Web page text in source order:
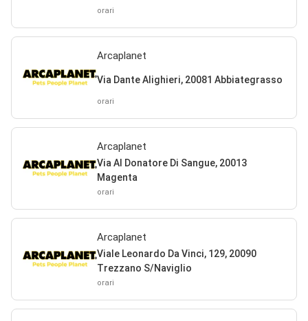
orari
Arcaplanet
Via Dante Alighieri, 20081 Abbiategrasso
orari
Arcaplanet
Via Al Donatore Di Sangue, 20013
Magenta
orari
Arcaplanet
Viale Leonardo Da Vinci, 129, 20090
Trezzano S/Naviglio
orari